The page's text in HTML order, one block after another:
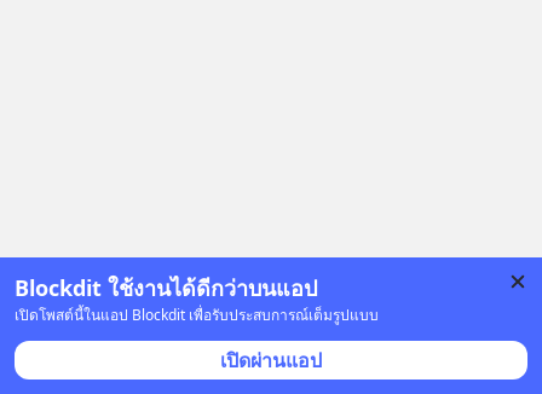
Blockdit ใช้งานได้ดีกว่าบนแอป
เปิดโพสต์นี้ในแอป Blockdit เพื่อรับประสบการณ์เต็มรูปแบบ
เปิดผ่านแอป